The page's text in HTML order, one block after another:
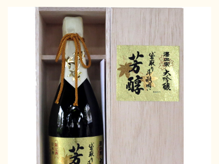
地酒カタログ